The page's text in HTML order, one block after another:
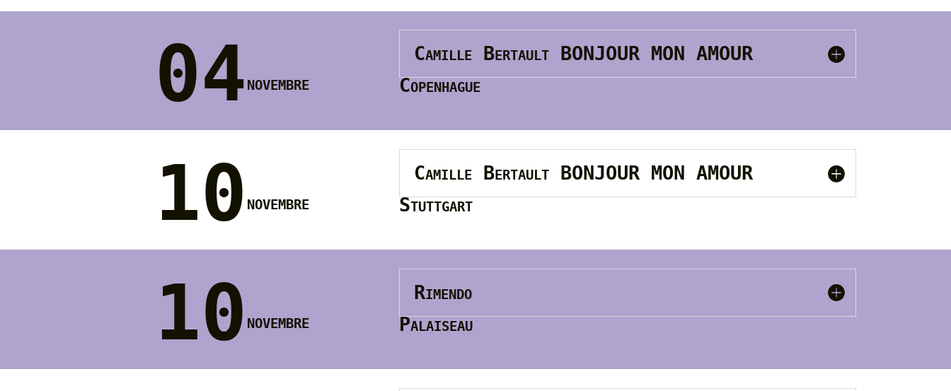
04novembre
Camille Bertault BONJOUR MON AMOUR
Copenhague
10 novembre
Camille Bertault BONJOUR MON AMOUR
Stuttgart
10 novembre
Rimendo
Palaiseau